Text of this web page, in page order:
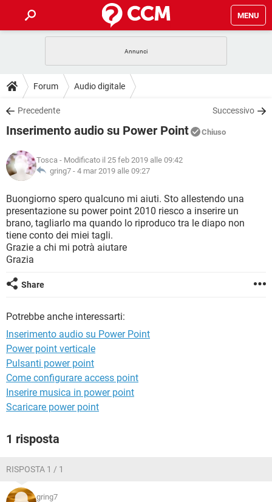
MENU
INTRATTENIMENTO
iOS
INSTAGRAM WHATSAPP
TIKTOK
HARDWARE
GUIDE
COVID-19
INSTAGRAM WHATSAPP
TIKTOK
HARDWARE
DOWNLOAD
COVID-19 GAMING
INTRATTENIMENTO
iOS WINDOWS 10
INSTAGRAM WHATSAPP
TIKTOK FACEBOOK
HARDWARE
COVID-19 GAMING
INTRATTENIMENTO
iOS WINDOWS 10
INSTAGRAM WHATSAPP
TIKTOK
HARDWARE
GLOSSARIO
COVID-19 GAMING
INTRATTENIMENTO ANDROID
iOS
INSTAGRAM
TIKTOK
Forum Audio digitale
Precedente Successivo
Inserimento audio su Power Point Chiuso
Tosca - Modificato il 25 feb 2019 alle 09:42
gring7 - 4 mar 2019 alle 09:27
Buongiorno spero qualcuno mi aiuti. Sto allestendo una
presentazione su power point 2010 riesco a inserire un
brano, tagliarlo ma quando lo riproduco tra le diapo non
tiene conto dei miei tagli.
Grazie a chi mi potrà aiutare
Grazia
Share
Potrebbe anche interessarti:
Inserimento audio su Power Point
Power point verticale
Pulsanti power point
Come configurare access point
Inserire musica in power point
Scaricare power point
1 risposta
RISPOSTA 1 / 1
gring7